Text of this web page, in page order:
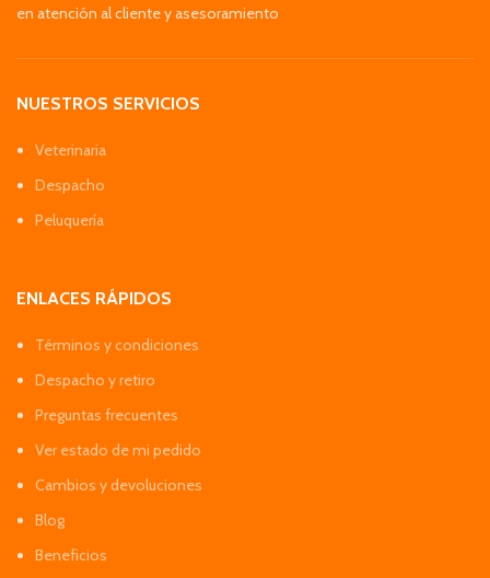
en atención al cliente y asesoramiento
NUESTROS SERVICIOS
Veterinaria
Despacho
Peluquería
ENLACES RÁPIDOS
Términos y condiciones
Despacho y retiro
Preguntas frecuentes
Ver estado de mi pedido
Cambios y devoluciones
Blog
Beneficios